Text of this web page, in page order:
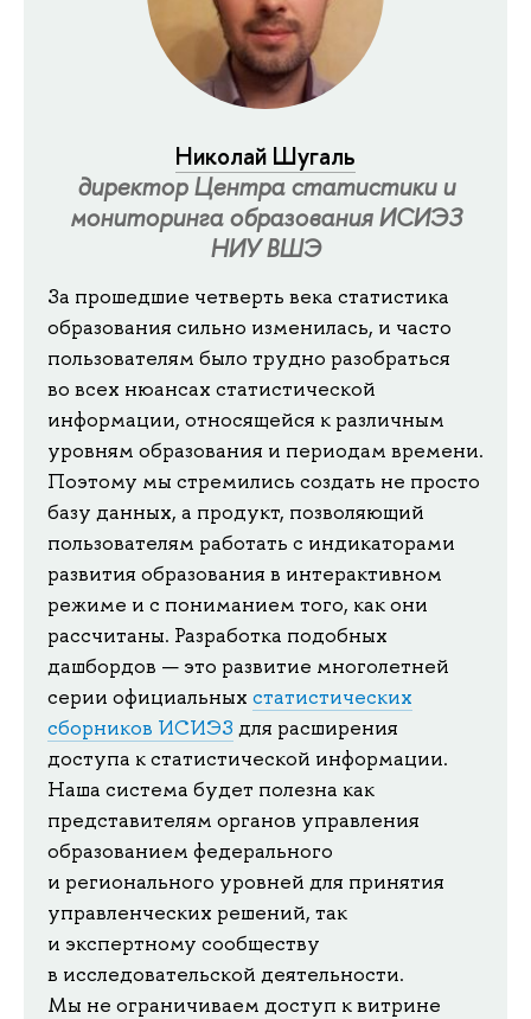
Николай Шугаль
директор Центра статистики и
мониторинга образования ИСИЭЗ
НИУ ВШЭ
За прошедшие четверть века статистика
образования сильно изменилась, и часто
пользователям было трудно разобраться
во всех нюансах статистической
информации, относящейся к различным
уровням образования и периодам времени.
Поэтому мы стремились создать не просто
базу данных, а продукт, позволяющий
пользователям работать с индикаторами
развития образования в интерактивном
режиме и с пониманием того, как они
рассчитаны. Разработка подобных
дашбордов — это развитие многолетней
серии официальных статистических
сборников ИСИЭЗ для расширения
доступа к статистической информации.
Наша система будет полезна как
представителям органов управления
образованием федерального
и регионального уровней для принятия
управленческих решений, так
и экспертному сообществу
в исследовательской деятельности.
Мы не ограничиваем доступ к витрине